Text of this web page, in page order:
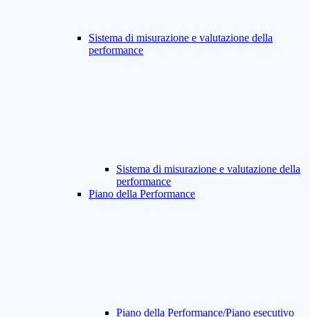
Sistema di misurazione e valutazione della
performance
Sistema di misurazione e valutazione della
performance
Piano della Performance
Piano della Performance/Piano esecutivo